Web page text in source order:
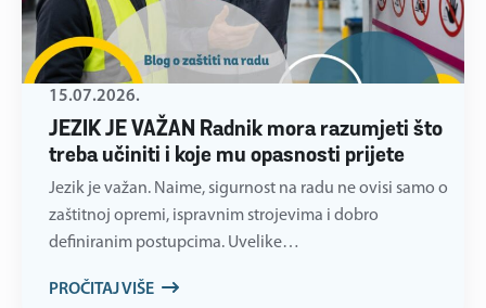
JEZIK JE VAŽAN Radnik mora razumjeti što
treba učiniti i koje mu opasnosti prijete
15.07.2026.
Jezik je važan. Naime, sigurnost na radu ne ovisi samo o
zaštitnoj opremi, ispravnim strojevima i dobro
definiranim postupcima. Uvelike…
PROČITAJ VIŠE